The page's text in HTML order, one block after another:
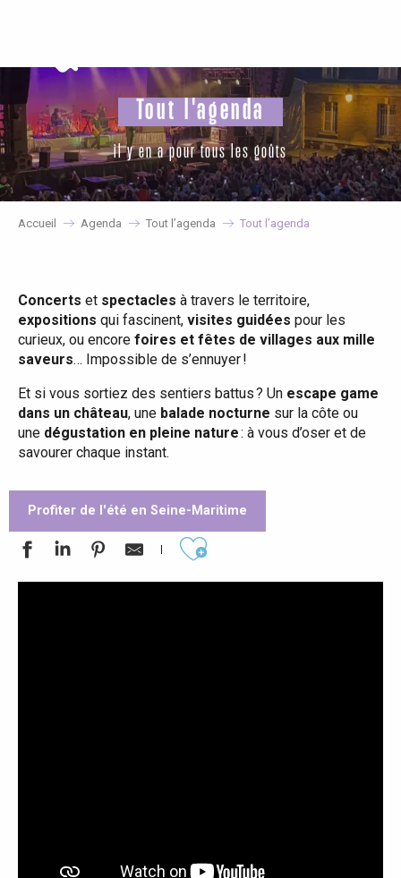
principal
Tout l'agenda
il y en a pour tous les goûts
Accueil Agenda Tout l’agenda Tout l’agenda
Concerts et spectacles à travers le territoire,
expositions qui fascinent, visites guidées pour les
curieux, ou encore foires et fêtes de villages aux mille
saveurs… Impossible de s’ennuyer !
Et si vous sortiez des sentiers battus ? Un escape game
dans un château, une balade nocturne sur la côte ou
une dégustation en pleine nature: à vous d’oser et de
savourer chaque instant.
Profiter de l'été en Seine-Maritime
Ajouter aux favoris